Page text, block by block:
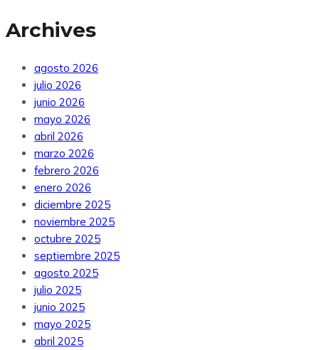
Archives
agosto 2026
julio 2026
junio 2026
mayo 2026
abril 2026
marzo 2026
febrero 2026
enero 2026
diciembre 2025
noviembre 2025
octubre 2025
septiembre 2025
agosto 2025
julio 2025
junio 2025
mayo 2025
abril 2025